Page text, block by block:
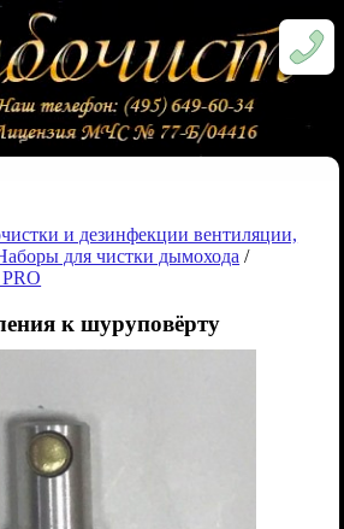
и дезинфекции вентиляции,
для чистки дымохода /
к шуруповёрту